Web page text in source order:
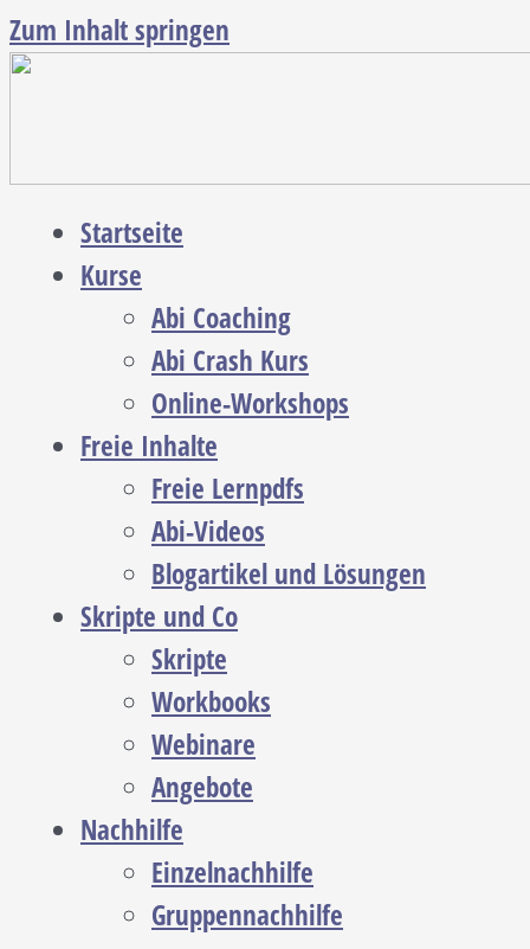
Zum Inhalt springen
Startseite
Kurse
Abi Coaching
Abi Crash Kurs
Online-Workshops
Freie Inhalte
Freie Lernpdfs
Abi-Videos
Blogartikel und Lösungen
Skripte und Co
Skripte
Workbooks
Webinare
Angebote
Nachhilfe
Einzelnachhilfe
Gruppennachhilfe